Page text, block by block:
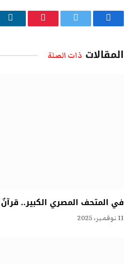
فيسبوك تويتر بينتيريست
المقالات ذات الصلة
في المتحف المصري الكبير..
11 نوفمبر، 2025